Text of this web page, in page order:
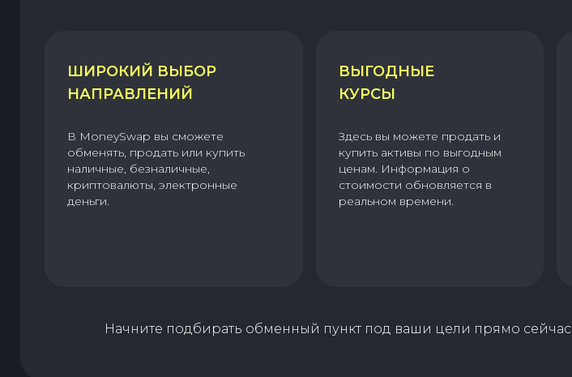
ШИРОКИЙ ВЫБОР
НАПРАВЛЕНИЙ
В MoneySwap вы сможете
обменять, продать или купить
наличные, безналичные,
криптовалюты, электронные
деньги.
ВЫГОДНЫЕ
КУРСЫ
Здесь вы можете продать и
купить активы по выгодным
ценам. Информация о
стоимости обновляется в
реальном времени.
Начните подбирать обменный пункт под ваши цели прямо сейчас,